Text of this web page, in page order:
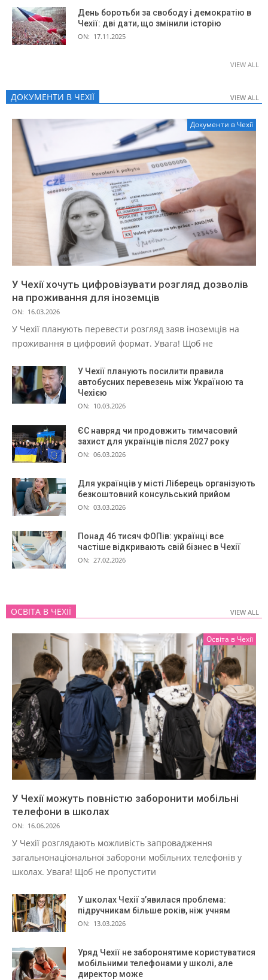
День боротьби за свободу і демократію в
Чехії: дві дати, що змінили історію
ON: 17.11.2025
VIEW ALL
ДОКУМЕНТИ В ЧЕХІЇ VIEW ALL
Документи в Чехії
У Чехії хочуть цифровізувати розгляд дозволів
на проживання для іноземців
ON: 16.03.2026
У Чехії планують перевести розгляд заяв іноземців на
проживання в цифровий формат. Увага! Щоб не
У Чехії планують посилити правила
автобусних перевезень між Україною та
Чехією
ON: 10.03.2026
ЄС навряд чи продовжить тимчасовий
захист для українців після 2027 року
ON: 06.03.2026
Для українців у місті Ліберець організують
безкоштовний консульський прийом
ON: 03.03.2026
Понад 46 тисяч ФОПів: українці все
частіше відкривають свій бізнес в Чехії
ON: 27.02.2026
VIEW ALL
ОСВІТА В ЧЕХІЇ VIEW ALL
Освіта в Чехії
У Чехії можуть повністю заборонити мобільні
телефони в школах
ON: 16.06.2026
У Чехії розглядають можливість запровадження
загальнонаціональної заборони мобільних телефонів у
школах. Увага! Щоб не пропустити
У школах Чехії з’явилася проблема:
підручникам більше років, ніж учням
ON: 13.03.2026
Уряд Чехії не заборонятиме користуватися
мобільними телефонами у школі, але
директор може
VIEW ALL